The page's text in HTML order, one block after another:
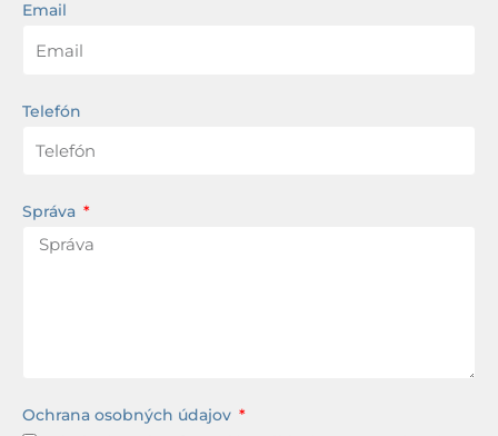
Email
Telefón
Správa
Ochrana osobných údajov